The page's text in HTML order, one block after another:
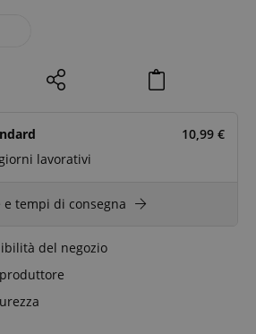
10,99 €
lavorativi
e tempi di consegna
del negozio